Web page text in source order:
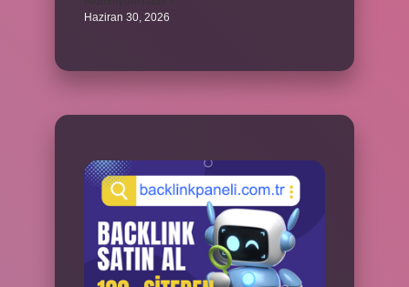
Haziran 30, 2026